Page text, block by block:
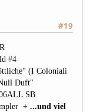
#19
#4
(I Coloniali
Duft"
SB
+ ...und viel